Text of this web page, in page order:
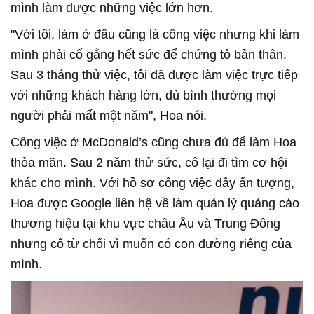
mình làm được những việc lớn hơn.
"Với tôi, làm ở đâu cũng là công việc nhưng khi làm
mình phải cố gắng hết sức để chứng tỏ bản thân.
Sau 3 tháng thử việc, tôi đã được làm việc trực tiếp
với những khách hàng lớn, dù bình thường mọi
người phải mất một năm", Hoa nói.
Công việc ở McDonald’s cũng chưa đủ để làm Hoa
thỏa mãn. Sau 2 năm thử sức, cô lại đi tìm cơ hội
khác cho mình. Với hồ sơ công việc đầy ấn tượng,
Hoa được Google liên hệ về làm quản lý quảng cáo
thương hiệu tại khu vực châu Âu và Trung Ðông
nhưng cô từ chối vì muốn có con đường riêng của
mình.